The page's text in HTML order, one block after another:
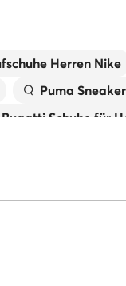
Herren Nike
Puma
Bugatti Schuhe für
New